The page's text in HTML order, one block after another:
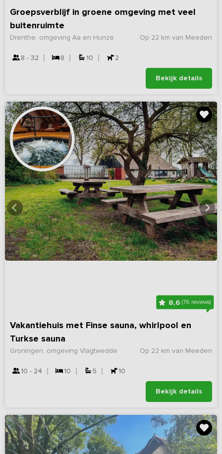
Groepsverblijf in groene omgeving met veel
buitenruimte
Op 22 km van Meeden
Drenthe, omgeving Aa en Hunze
8 - 32 8 10 2
Bekijk details
8,6 (76 reviews)
Vakantiehuis met Finse sauna, whirlpool en
Turkse sauna
Op 22 km van Meeden
Groningen, omgeving Vlagtwedde
10 - 24 10 5 10
Bekijk details